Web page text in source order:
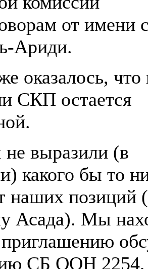
от имени
Ариди.
оказалось, что
СКП остается
выразили (в
какого бы то
наших позиций
Асада). Мы
приглашению
СБ ООН 2254,